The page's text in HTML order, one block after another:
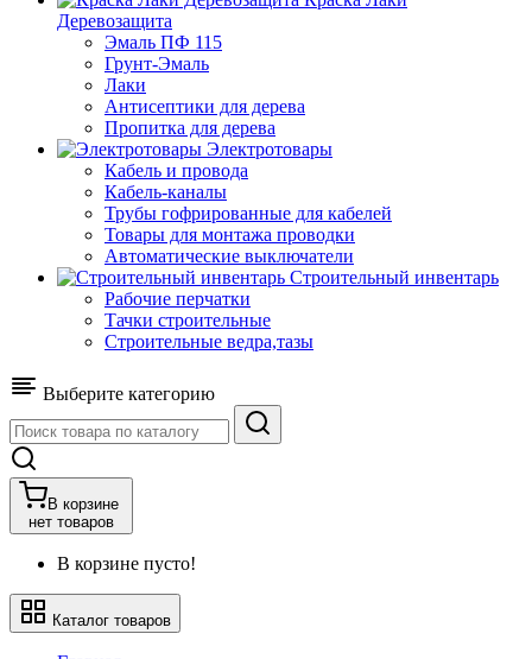
Деревозащита
Эмаль ПФ 115
Грунт-Эмаль
Лаки
Антисептики для дерева
Пропитка для дерева
Электротовары
Кабель и провода
Кабель-каналы
Трубы гофрированные для кабелей
Товары для монтажа проводки
Автоматические выключатели
Строительный инвентарь
Рабочие перчатки
Тачки строительные
Строительные ведра,тазы
Выберите категорию
В корзине
нет товаров
В корзине пусто!
Каталог товаров